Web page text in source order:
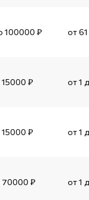
100000 ₽ от
₽ от 1
₽ от 1
70000 ₽ от 1